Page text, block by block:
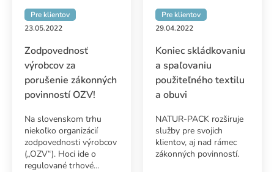
Pre klientov
23.05.2022
Zodpovednosť
výrobcov za
porušenie zákonných
povinností OZV!
Na slovenskom trhu
niekoľko organizácií
zodpovednosti výrobcov
(„OZV“). Hoci ide o
regulované trhové…
Pre klientov
29.04.2022
Koniec skládkovaniu
a spaľovaniu
použiteľného textilu
a obuvi
NATUR-PACK rozširuje
služby pre svojich
klientov, aj nad rámec
zákonných povinností.